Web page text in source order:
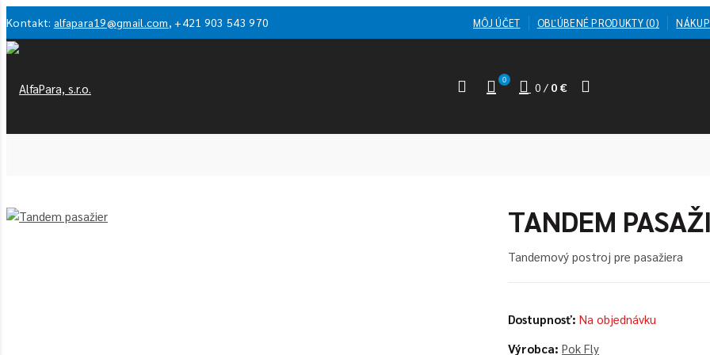
Kontakt: alfapara19@gmail.com, +421 903 543 970 MÔJ ÚČET OBĽÚBENÉ PRODUKTY (0)
0 0 / 0 €
TANDEM
Tandemový postroj pre pasažiera
Dostupnosť: Na objednávku
Výrobca: Pok Fly